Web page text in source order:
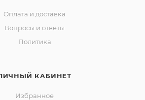
Оплата и доставка
Вопросы и ответы
Политика
КАБИНЕТ
Избранное